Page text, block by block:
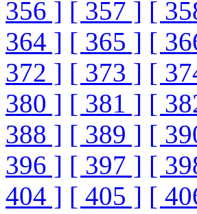
356 ] [ 357 ] [
364 ] [ 365 ] [
372 ] [ 373 ] [
380 ] [ 381 ] [
388 ] [ 389 ] [
396 ] [ 397 ] [
404 ] [ 405 ] [